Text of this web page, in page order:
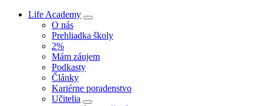
Life Academy
O nás
Prehliadka školy
2%
Mám záujem
Podkasty
Články
Kariérne poradenstvo
Učitelia